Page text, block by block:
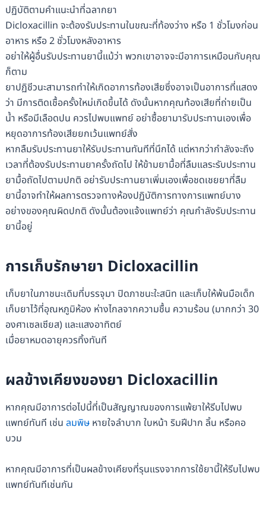
ปฏิบัติตามคำแนะนำที่ฉลากยา
Dicloxacillin จะต้องรับประทานในขณะที่ท้องว่าง หรือ 1 ชั่วโมงก่อน
อาหาร หรือ 2 ชั่วโมงหลังอาหาร
อย่าให้ผู้อื่นรับประทานยานี้แม้ว่า พวกเขาอาจจะมีอาการเหมือนกับคุณ
ก็ตาม
ยาปฏิชีวนะสามารถทำให้เกิดอาการท้องเสียซึ่งอาจเป็นอาการที่แสดง
ว่า มีการติดเชื้อครั้งใหม่เกิดขึ้นได้ ดังนั้นหากคุณท้องเสียที่ถ่ายเป็น
น้ำ หรือมีเลือดปน ควรไปพบแพทย์ อย่าซื้อยามารับประทานเองเพื่อ
หยุดอาการท้องเสียยกเว้นแพทย์สั่ง
หากลืมรับประทานยาให้รับประทานทันทีที่นึกได้ แต่หากว่ากำลังจะถึง
เวลาที่ต้องรับประทานยาครั้งถัดไป ให้ข้ามยามื้อที่ลืมแลระรับประทาน
ยามื้อถัดไปตามปกติ อย่ารับประทานยาเพิ่มเองเพื่อชดเชยยาที่ลืม
ยานี้อาจทำให้ผลการตรวจทางห้องปฏิบัติการทางการแพทย์บาง
อย่างของคุณผิดปกติ ดังนั้นต้องแจ้งแพทย์ว่า คุณกำลังรับประทาน
ยานี้อยู่
การเก็บรักษายา Dicloxacillin
เก็บยาในภาชนะเดิมที่บรรจุมา ปิดภาชนะใะสนิท และเก็บให้พ้นมือเด็ก
เก็บยาไว้ที่อุณหภูมิห้อง ห่างไกลจากความชื้น ความร้อน (มากกว่า 30
องศาเซลเซียส) และแสงอาทิตย์
เมื่อยาหมดอายุควรทิ้งทันที
ผลข้างเคียงของยา Dicloxacillin
หากคุณมีอาการต่อไปนี้ที่เป็นสัญญาณของการแพ้ยาให้รีบไปพบ
แพทย์ทันที เช่น ลมพิษหายใจลำบาก ใบหน้า ริมฝีปาก ลิ้น หรือคอ
บวม
หากคุณมีอาการที่เป็นผลข้างเคียงที่รุนแรงจากการใช้ยานี้ให้รีบไปพบ
แพทย์ทันทีเช่นกัน